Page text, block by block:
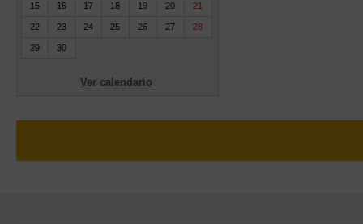
15 16 17 18 19 20 21
22 23 24 25 26 27 28
29 30
Ver calendario